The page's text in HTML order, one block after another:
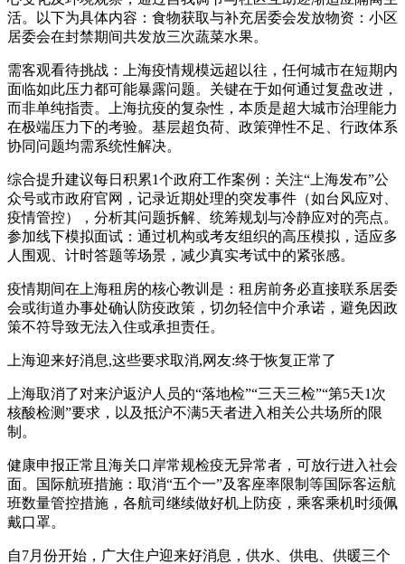
活。以下为具体内容：食物获取与补充居委会发放物资：小区
居委会在封禁期间共发放三次蔬菜水果。
需客观看待挑战：上海疫情规模远超以往，任何城市在短期内
面临如此压力都可能暴露问题。关键在于如何通过复盘改进，
而非单纯指责。上海抗疫的复杂性，本质是超大城市治理能力
在极端压力下的考验。基层超负荷、政策弹性不足、行政体系
协同问题均需系统性解决。
综合提升建议每日积累1个政府工作案例：关注“上海发布”公
众号或市政府官网，记录近期处理的突发事件（如台风应对、
疫情管控），分析其问题拆解、统筹规划与冷静应对的亮点。
参加线下模拟面试：通过机构或考友组织的高压模拟，适应多
人围观、计时答题等场景，减少真实考试中的紧张感。
疫情期间在上海租房的核心教训是：租房前务必直接联系居委
会或街道办事处确认防疫政策，切勿轻信中介承诺，避免因政
策不符导致无法入住或承担责任。
上海迎来好消息,这些要求取消,网友:终于恢复正常了
上海取消了对来沪返沪人员的“落地检”“三天三检”“第5天1次
核酸检测”要求，以及抵沪不满5天者进入相关公共场所的限
制。
健康申报正常且海关口岸常规检疫无异常者，可放行进入社会
面。国际航班措施：取消“五个一”及客座率限制等国际客运航
班数量管控措施，各航司继续做好机上防疫，乘客乘机时须佩
戴口罩。
自7月份开始，广大住户迎来好消息，供水、供电、供暖三个